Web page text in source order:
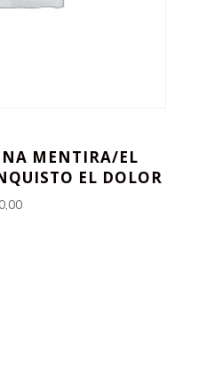
MENTIRA/EL
EL DOLOR
0,00